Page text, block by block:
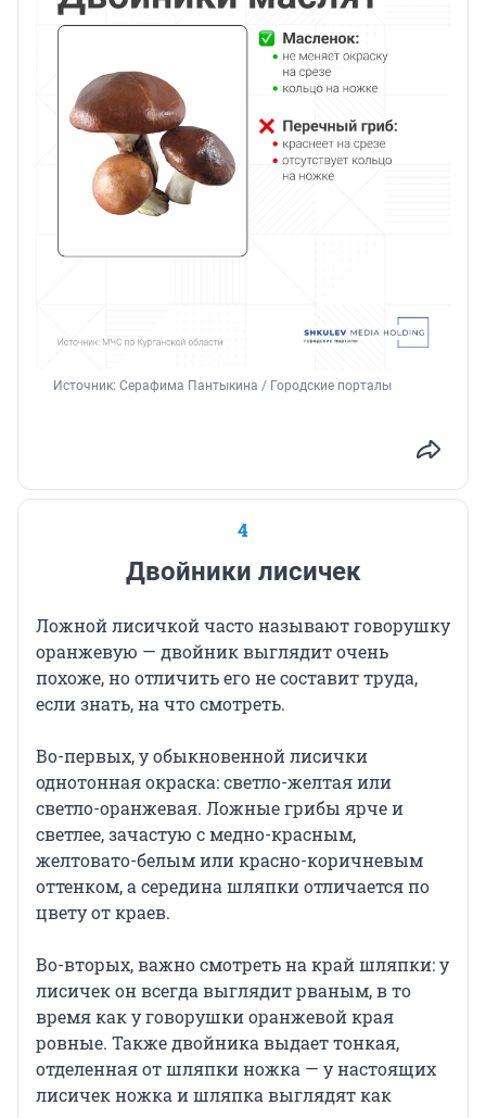
Источник: Серафима Пантыкина / Городские порталы
4
Двойники лисичек
Ложной лисичкой часто называют говорушку
оранжевую — двойник выглядит очень
похоже, но отличить его не составит труда,
если знать, на что смотреть.
Во-первых, у обыкновенной лисички
однотонная окраска: светло-желтая или
светло-оранжевая. Ложные грибы ярче и
светлее, зачастую с медно-красным,
желтовато-белым или красно-коричневым
оттенком, а середина шляпки отличается по
цвету от краев.
Во-вторых, важно смотреть на край шляпки: у
лисичек он всегда выглядит рваным, в то
время как у говорушки оранжевой края
ровные. Также двойника выдает тонкая,
отделенная от шляпки ножка — у настоящих
лисичек ножка и шляпка выглядят как